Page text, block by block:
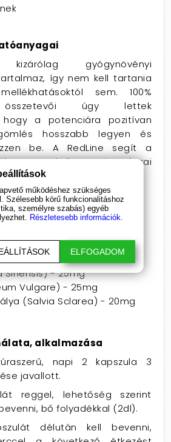
gyógynövényi
így nem kell tartania
sem. 100%
összetevői úgy lettek
hogy a potenciára pozitívan
hosszabb legyen és
be. A RedLine segít a
nem kell tartania a korai
teljesíthet az ágyban!
(Urtica Dioica) - 250mg
Sinensis) - 25mg
Vulgare) - 25mg
(Salvia Sclarea) - 20mg
alkalmazása
napi 2 kapszula 3
javallott.
reggel, lehetőség szerint
bő folyadékkal (2dl).
délután kell bevenni,
működéshez szükséges
Szélesebb körű funkcionalitáshoz
személyre szabás) egyéb
Részletesebb információk.
ELFOGADOM